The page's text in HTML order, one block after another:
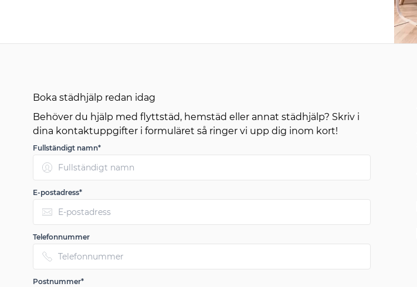
Boka städhjälp redan idag
Behöver du hjälp med flyttstäd, hemstäd eller annat städhjälp? Skriv i
dina kontaktuppgifter i formuläret så ringer vi upp dig inom kort!
Fullständigt namn*
E-postadress*
Telefonnummer
Postnummer*